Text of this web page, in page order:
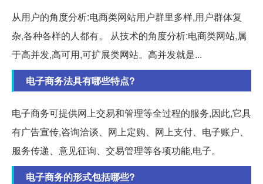
从用户的角度分析:电商类网站用户群里多样,用户群体复
杂,各种各样的人都有。 从技术的角度分析:电商类网站,属
于高并发,高可用,可扩展类网站。高并发就是...
电子商务法具有哪些特点?
电子商务可提供网上交易和管理等全过程的服务,因此,它具
有广告宣传,咨询洽谈、网上定购、网上支付、电子账户、
服务传递、意见征询、交易管理等各项功能,电子。
电子商务的形式包括哪些?